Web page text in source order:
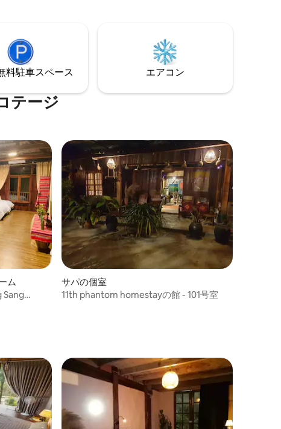
オ）まで
- ベオ桟橋
で車で6分
に沈む夕日を眺めましょう。
料駐⁠車ス⁠ペ⁠ー⁠ス エアコン
テージ
ム
Sang
サパの個室
11th phantom homestayの館 - 101号室